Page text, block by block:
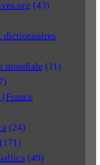
(43)
dictionnaires
mondiale (11)
(24)
(171)
(49)